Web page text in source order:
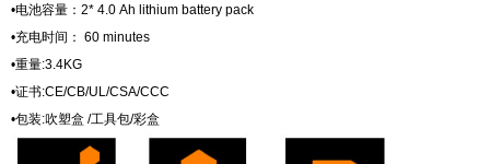
•电池容量：2* 4.0 Ah lithium battery pack
•充电时间： 60 minutes
•重量:3.4KG
•证书:CE/CB/UL/CSA/CCC
•包装:吹塑盒 /工具包/彩盒